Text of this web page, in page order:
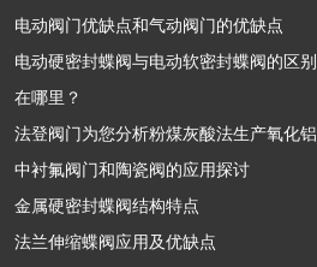
电动阀门优缺点和气动阀门的优缺点
电动硬密封蝶阀与电动软密封蝶阀的区别
在哪里？
法登阀门为您分析粉煤灰酸法生产氧化铝
中衬氟阀门和陶瓷阀的应用探讨
金属硬密封蝶阀结构特点
法兰伸缩蝶阀应用及优缺点